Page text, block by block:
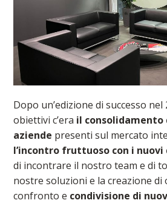
Dopo un’edizione di successo
obiettivi c’era il consolidamento
aziende presenti sul mercato
l’incontro fruttuoso con i
di incontrare il nostro team e di
nostre soluzioni e la creazione di
confronto e condivisione di